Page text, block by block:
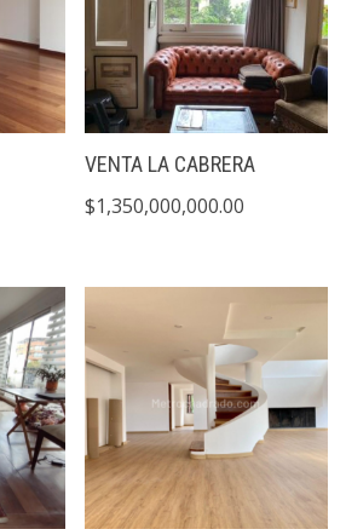
VENTA LA CABRERA
$1,350,000,000.00